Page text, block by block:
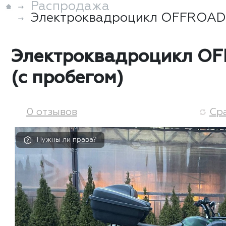
Распродажа
Электроквадроцикл
Электроквадроцикл
(с пробегом)
0 отзывов
Нужны ли права?